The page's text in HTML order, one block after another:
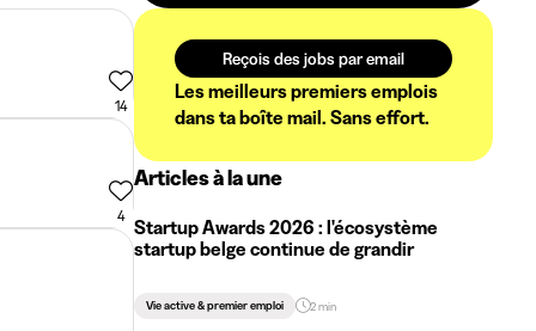
14
4
Reçois des jobs par email
Les meilleurs premiers emplois
dans ta boîte mail. Sans effort.
Articles à la une
Startup Awards 2026 : l'écosystème
startup belge continue de grandir
Vie active & premier emploi 2 min